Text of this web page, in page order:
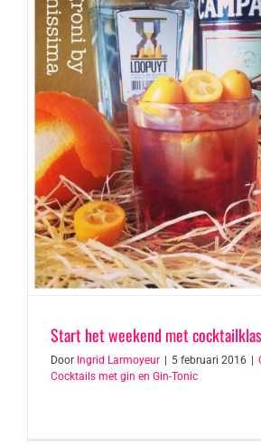
Start het weekend met
Door Ingrid Larmoyeur 5 februari 2016
Cocktails met gin en Gin-Tonic